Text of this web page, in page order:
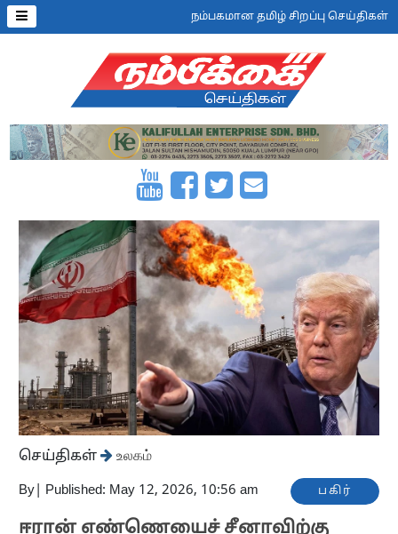
நம்பகமான தமிழ் சிறப்பு செய்திகள்
செய்திகள் உலகம்
By Published: May 12, 2026, 10:56 am பகிர்
ஈரான் எண்ணெயைச் சீனாவிற்கு